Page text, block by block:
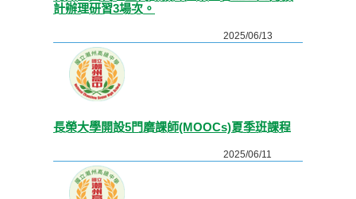
計辦理研習3場次。
2025/06/13
長榮大學開設5門磨課師(MOOCs)夏季班課程
2025/06/11